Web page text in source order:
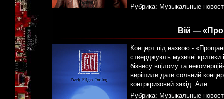
Рубрика: Музыкальные
Вій —
Концерт під назвою -
стверджують музичні критики
бізнесу вцілому та
вирішили дати сольний
контркризовий захід. Але
Рубрика: Музыкальные